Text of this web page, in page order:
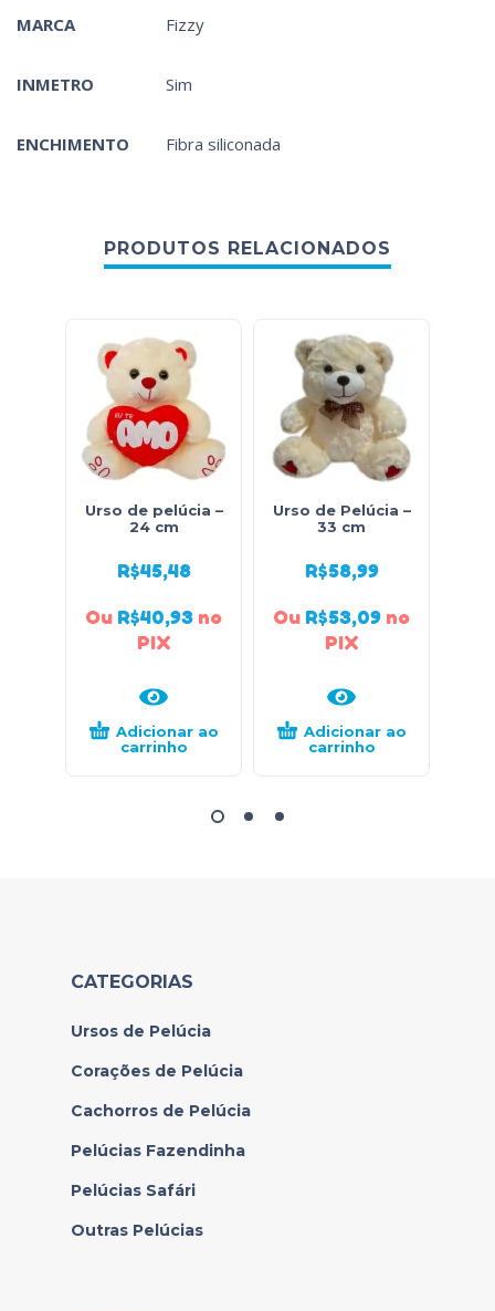
MARCA Fizzy
INMETRO Sim
ENCHIMENTO Fibra siliconada
PRODUTOS RELACIONADOS
Urso de pelúcia –
24 cm
R$45,48
Ou R$40,93 no
PIX
Adicionar ao
carrinho
Urso de Pelúcia –
33 cm
R$58,99
Ou R$53,09 no
PIX
Adicionar ao
carrinho
CATEGORIAS
Ursos de Pelúcia
Corações de Pelúcia
Cachorros de Pelúcia
Pelúcias Fazendinha
Pelúcias Safári
Outras Pelúcias